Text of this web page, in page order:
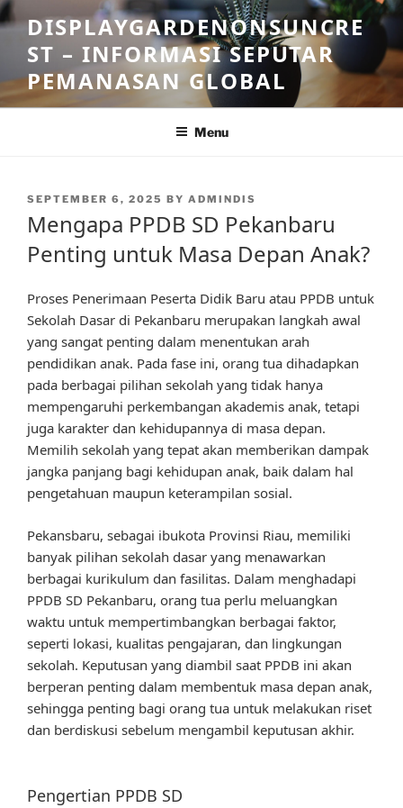
Skip
to
content
DISPLAYGARDENONSUNCRE
ST – INFORMASI SEPUTAR
PEMANASAN GLOBAL
Menu
POSTED
SEPTEMBER 6, 2025 BY ADMINDIS
Mengapa PPDB SD Pekanbaru
Penting untuk Masa Depan Anak?
Proses Penerimaan Peserta Didik Baru atau PPDB untuk
Sekolah Dasar di Pekanbaru merupakan langkah awal
yang sangat penting dalam menentukan arah
pendidikan anak. Pada fase ini, orang tua dihadapkan
pada berbagai pilihan sekolah yang tidak hanya
mempengaruhi perkembangan akademis anak, tetapi
juga karakter dan kehidupannya di masa depan.
Memilih sekolah yang tepat akan memberikan dampak
jangka panjang bagi kehidupan anak, baik dalam hal
pengetahuan maupun keterampilan sosial.
Pekansbaru, sebagai ibukota Provinsi Riau, memiliki
banyak pilihan sekolah dasar yang menawarkan
berbagai kurikulum dan fasilitas. Dalam menghadapi
PPDB SD Pekanbaru, orang tua perlu meluangkan
waktu untuk mempertimbangkan berbagai faktor,
seperti lokasi, kualitas pengajaran, dan lingkungan
sekolah. Keputusan yang diambil saat PPDB ini akan
berperan penting dalam membentuk masa depan anak,
sehingga penting bagi orang tua untuk melakukan riset
dan berdiskusi sebelum mengambil keputusan akhir.
Pengertian PPDB SD